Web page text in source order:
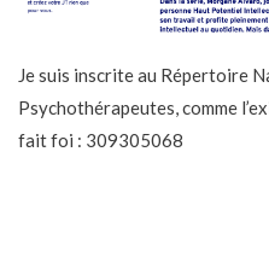
Je suis inscrite au Répertoire
Psychothérapeutes, comme
fait foi : 309305068